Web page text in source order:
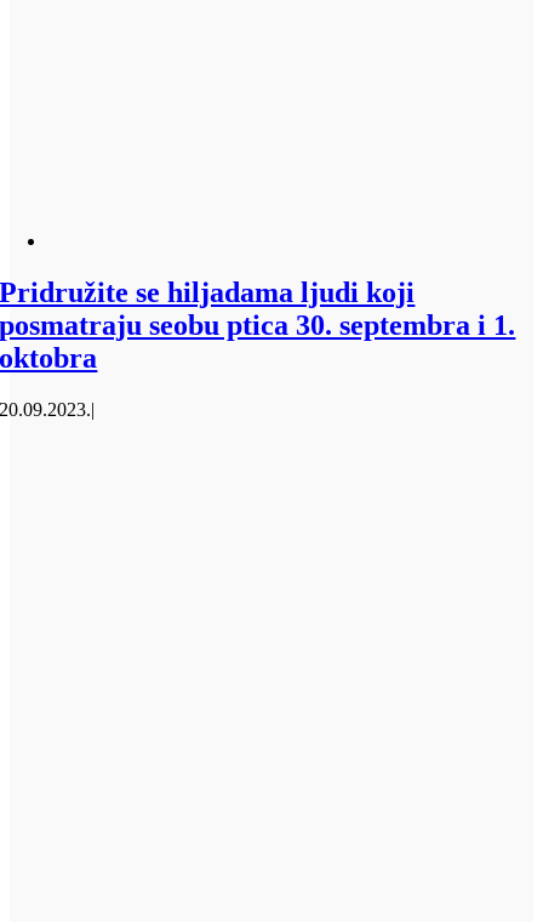
Pridružite se hiljadama ljudi koji
posmatraju seobu ptica 30. septembra i 1.
oktobra
20.09.2023.|